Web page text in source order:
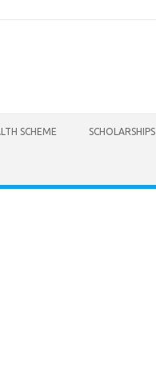
SCHEME SCHOLARSHIPS